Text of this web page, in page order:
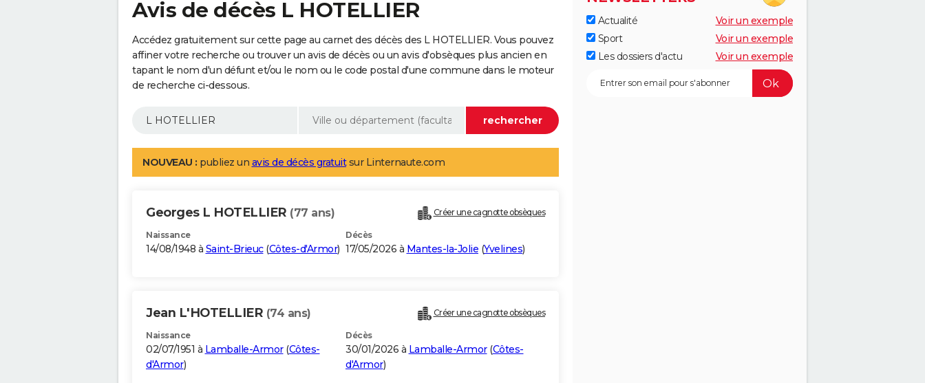
Avis de décès L HOTELLIER
Accédez gratuitement sur cette page au carnet des décès des L HOTELLIER. Vous pouvez
affiner votre recherche ou trouver un avis de décès ou un avis d'obsèques plus ancien en
tapant le nom d'un défunt et/ou le nom ou le code postal d'une commune dans le moteur
de recherche ci-dessous.
NOUVEAU : publiez un avis de décès gratuitsur Linternaute.com
Georges L HOTELLIER (77 ans) Créer une cagnotte obsèques
Naissance
14/08/1948 à Saint-Brieuc(Côtes-d'Armor)
Décès
17/05/2026 à Mantes-la-Jolie (Yvelines)
Jean L'HOTELLIER (74 ans) Créer une cagnotte obsèques
Naissance
02/07/1951 à Lamballe-Armor(Côtes-
d'Armor)
Décès
30/01/2026 à Lamballe-Armor(Côtes-
d'Armor)
Actualité
Voir un exemple
Sport
Voir un exemple
Les dossiers d'actu
Voir un exemple